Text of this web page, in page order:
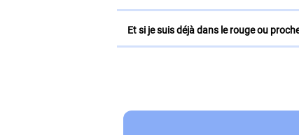
Et si je suis déjà dans le rouge ou